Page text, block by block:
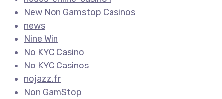
New Non Gamstop Casinos
news
Nine Win
No KYC Casino
No KYC Casinos
nojazz.fr
Non GamStop